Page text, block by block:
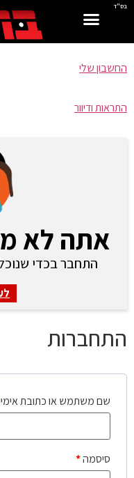
בס"ד
החשבון שלי
התראות ודיוור
אתה לא
התחבר בכדי
התחברות
שם משתמש או כתובת
סיסמה*